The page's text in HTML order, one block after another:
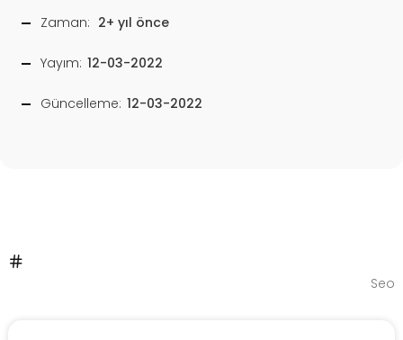
Zaman: 2+ yıl önce
Yayım: 12-03-2022
Güncelleme: 12-03-2022
Seo